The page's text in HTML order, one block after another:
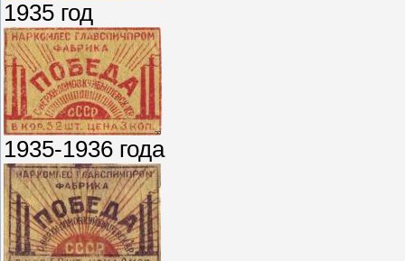
1935 год
1935-1936 года